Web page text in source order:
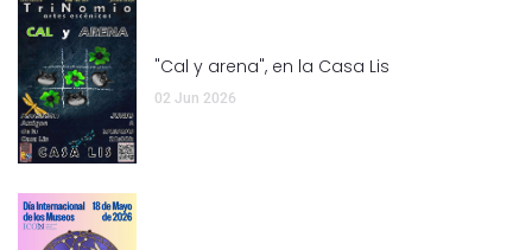
"Cal y arena", en la Casa Lis
02 Jun 2026